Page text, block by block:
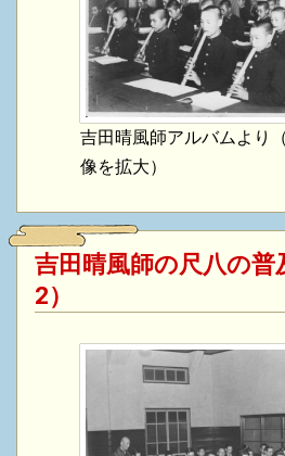
吉田晴風師アルバムより
像を拡大）
吉田晴風師の尺八の普
2）